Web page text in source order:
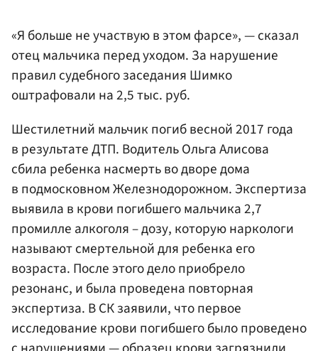
«Я больше не участвую в этом фарсе», — сказал
отец мальчика перед уходом. За нарушение
правил судебного заседания Шимко
оштрафовали на 2,5 тыс. руб.
Шестилетний мальчик погиб весной 2017 года
в результате ДТП. Водитель Ольга Алисова
сбила ребенка насмерть во дворе дома
в подмосковном Железнодорожном. Экспертиза
выявила в крови погибшего мальчика 2,7
промилле алкоголя – дозу, которую наркологи
называют смертельной для ребенка его
возраста. После этого дело приобрело
резонанс, и была проведена повторная
экспертиза. В СК заявили, что первое
исследование крови погибшего было проведено